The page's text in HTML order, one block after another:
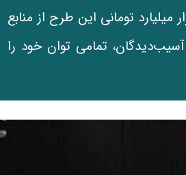
خبر داد و با اشاره به تخصیص نیمی از اعتبار ۲ هزار میلیارد تومانی این طرح از منابع
تمامی توان خود را